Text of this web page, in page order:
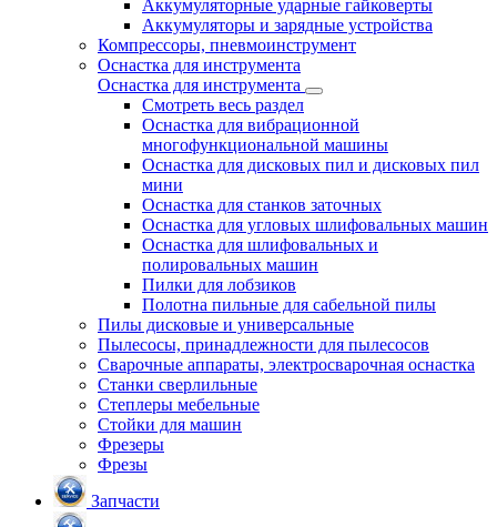
Аккумуляторные ударные гайковерты
Аккумуляторы и зарядные устройства
Компрессоры, пневмоинструмент
Оснастка для инструмента
Оснастка для инструмента
Смотреть весь раздел
Оснастка для вибрационной
многофункциональной машины
Оснастка для дисковых пил и дисковых пил
мини
Оснастка для станков заточных
Оснастка для угловых шлифовальных машин
Оснастка для шлифовальных и
полировальных машин
Пилки для лобзиков
Полотна пильные для сабельной пилы
Пилы дисковые и универсальные
Пылесосы, принадлежности для пылесосов
Сварочные аппараты, электросварочная оснастка
Станки сверлильные
Степлеры мебельные
Стойки для машин
Фрезеры
Фрезы
Запчасти